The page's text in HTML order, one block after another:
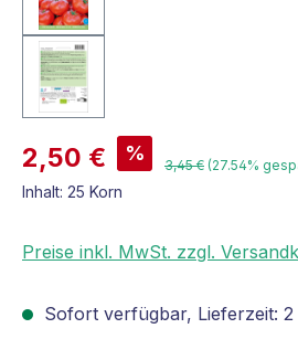
2,50 € %
3,45 € (27.54%
Inhalt: 25 Korn
Preise inkl. MwSt. zzgl.
Sofort verfügbar, Lieferzeit: